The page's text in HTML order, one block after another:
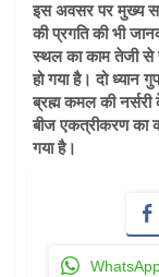
इस अवसर पर मुख्य
की प्रगति की भी
स्थल का काम तेजी से
हो गया है। दो ध्यान
ब्रह्म कमल की नर्सरी
बीज एकत्रीकरण का
गया है।